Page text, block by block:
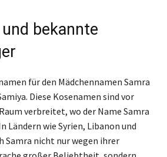
bekannte
für den Mädchennamen Samra
Diese Kosenamen sind vor
verbreitet, wo der Name Samra
Ländern wie Syrien, Libanon und
Samra nicht nur wegen ihrer